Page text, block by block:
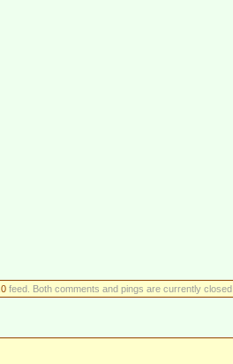
feed. Both comments and pings are currently closed.